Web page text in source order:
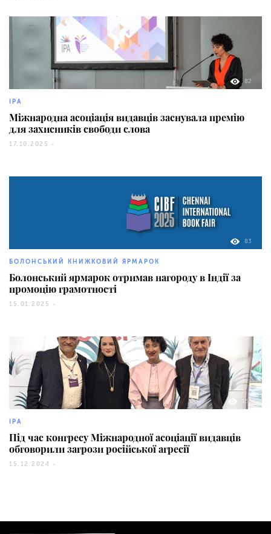
82
IPA
Міжнародна асоціація видавців заснувала премію
для захисників свободи слова
17.10.2025 -
83
БОЛОНСЬКИЙ КНИЖКОВИЙ ЯРМАРОК
Болонський ярмарок отримав нагороду в Індії за
промоцію грамотності
15.01.2025 -
153
IPA
Під час конгресу Міжнародної асоціації видавців
обговорили загрози російської агресії
15.12.2024 -